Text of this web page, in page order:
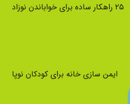
۲۵ راهکار ساده برای خواباندن نوزاد
ایمن سازی خانه برای کودکان نوپا